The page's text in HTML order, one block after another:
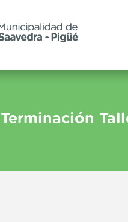
Terminación